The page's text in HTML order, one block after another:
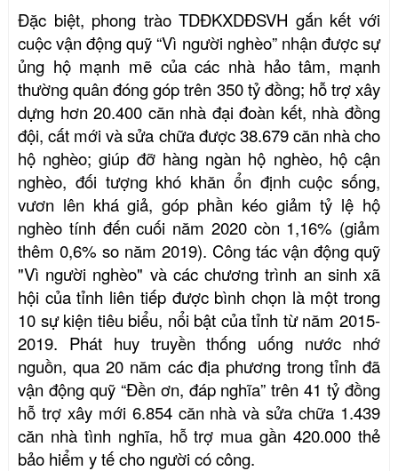
Đặc biệt, phong trào TDĐKXDĐSVH gắn kết với
cuộc vận động quỹ “Vì người nghèo” nhận được sự
ủng hộ mạnh mẽ của các nhà hảo tâm, mạnh
thường quân đóng góp trên 350 tỷ đồng; hỗ trợ xây
dựng hơn 20.400 căn nhà đại đoàn kết, nhà đồng
đội, cất mới và sửa chữa được 38.679 căn nhà cho
hộ nghèo; giúp đỡ hàng ngàn hộ nghèo, hộ cận
nghèo, đối tượng khó khăn ổn định cuộc sống,
vươn lên khá giả, góp phần kéo giảm tỷ lệ hộ
nghèo tính đếncuối năm 2020 còn 1,16% (giảm
thêm 0,6% so năm 2019). Công tác vận động quỹ
"Vì người nghèo" và các chương trình an sinh xã
hội của tỉnh liên tiếp được bình chọn là một trong
10 sự kiện tiêu biểu, nổi bật của tỉnh từ năm 2015-
2019. Phát huy truyền thống uống nước nhớ
nguồn, qua 20 năm các địa phương trong tỉnh đã
vận động quỹ “Đền ơn, đáp nghĩa” trên 41 tỷ đồng
hỗ trợ xây mới 6.854 căn nhà và sửa chữa 1.439
căn nhà tình nghĩa, hỗ trợ mua gần420.000 thẻ
bảo hiểm y tếcho người có công.